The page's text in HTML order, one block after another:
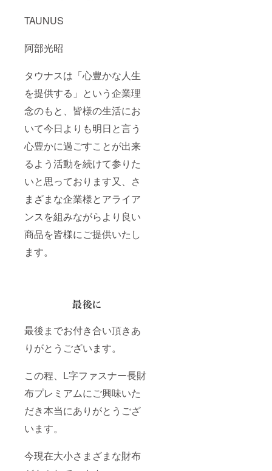
TAUNUS
阿部光昭
タウナスは「心豊かな人生
を提供する」という企業理
念のもと、皆様の生活にお
いて今日よりも明日と言う
心豊かに過ごすことが出来
るよう活動を続けて参りた
いと思っております又、さ
まざまな企業様とアライア
ンスを組みながらより良い
商品を皆様にご提供いたし
ます。
最後までお付き合い頂きあ
りがとうございます。
この程、L字ファスナー長財
布プレミアムにご興味いた
だき本当にありがとうござ
います。
今現在大小さまざまな財布